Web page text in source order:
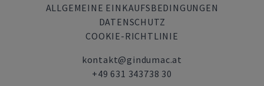
ALLGEMEINE EINKAUFSBEDINGUNGEN
DATENSCHUTZ
COOKIE-RICHTLINIE
kontakt@gindumac.at
+49 631 343738 30